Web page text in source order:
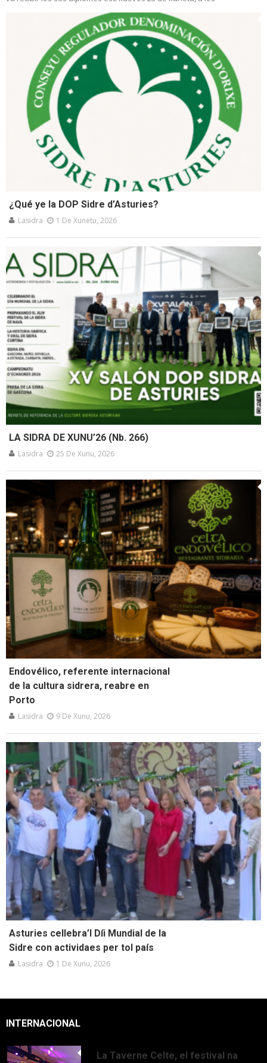
¿Qué ye la DOP Sidre d’Asturies?
Lasidra 1 De Xunetu, 2026
LA SIDRA DE XUNU’26 (Nb. 266)
Lasidra 25 De Xunu, 2026
Endovélico, referente internacional
de la cultura sidrera, reabre en
Porto
Lasidra 9 De Xunu, 2026
Asturies cellebra’l Díi Mundial de la
Sidre con actividaes per tol país
Lasidra 1 De Xunu, 2026
INTERNACIONAL
La Taverne Celte, el festival na